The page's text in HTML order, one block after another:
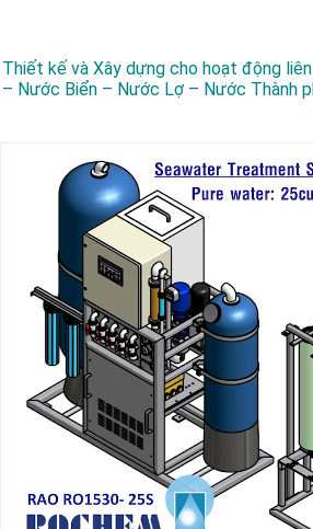
Thiết kế và Xây dựng cho hoạt động
– Nước Biển – Nước Lợ – Nước Thành